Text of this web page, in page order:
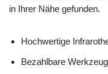
in Ihrer Nähe gefunden.
Hochwertige
Bezahlbare